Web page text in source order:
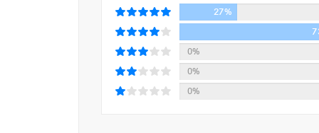
27%
0%
0%
0%